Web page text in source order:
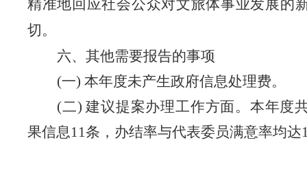
精准地回应社会公众对文旅体事业发展的
切。
六、其他需要报告的事项
(一) 本年度未产生政府信息处理费。
(二) 建议提案办理工作方面。本年度
果信息11条， 办结率与代表委员满意率均达